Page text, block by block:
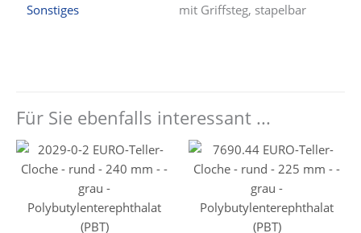
Sonstiges
mit Griffsteg, stapelbar
Für Sie ebenfalls interessant ...